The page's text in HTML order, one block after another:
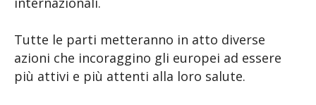
Tutte le parti metteranno in atto diverse
azioni che incoraggino gli europei ad essere
più attivi e più attenti alla loro salute.